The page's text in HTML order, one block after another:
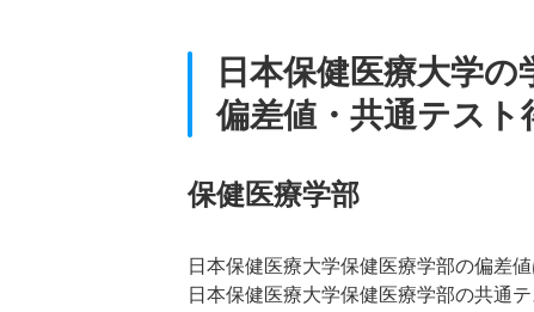
日本保健医療大学
偏差値・共通テスト
保健医療学部
日本保健医療大学保健医療学部の偏差
日本保健医療大学保健医療学部の共通